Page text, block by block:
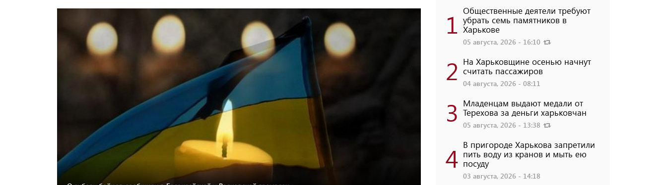
1 Общественные деятели требуют
убрать семь памятников в
Харькове
05 августа, 2026 - 16:10
2 На Харьковщине осенью начнут
считать пассажиров
04 августа, 2026 - 08:11
3 Младенцам выдают медали от
Терехова за деньги харьковчан
05 августа, 2026 - 13:38
4 В пригороде Харькова запретили
пить воду из кранов и мыть ею
посуду
03 августа, 2026 - 14:18